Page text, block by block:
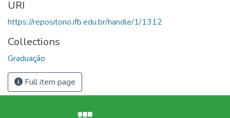
URI
https://repositorio.ifb.edu.br/handle/1/1312
Collections
Graduação
Full item page